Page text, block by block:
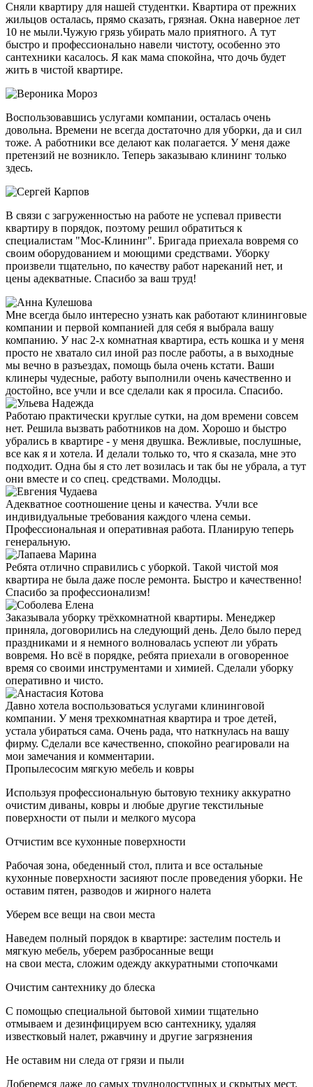
Сняли квартиру для нашей студентки. Квартира от прежних
жильцов осталась, прямо сказать, грязная. Окна наверное лет
10 не мыли.Чужую грязь убирать мало приятного. А тут
быстро и профессионально навели чистоту, особенно это
сантехники касалось. Я как мама спокойна, что дочь будет
жить в чистой квартире.
Воспользовавшись услугами компании, осталась очень
довольна. Времени не всегда достаточно для уборки, да и сил
тоже. А работники все делают как полагается. У меня даже
претензий не возникло. Теперь заказываю клининг только
здесь.
В связи с загруженностью на работе не успевал привести
квартиру в порядок, поэтому решил обратиться к
специалистам "Мос-Клининг". Бригада приехала вовремя со
своим оборудованием и моющими средствами. Уборку
произвели тщательно, по качеству работ нареканий нет, и
цены адекватные. Спасибо за ваш труд!
Мне всегда было интересно узнать как работают клининговые
компании и первой компанией для себя я выбрала вашу
компанию. У нас 2-х комнатная квартира, есть кошка и у меня
просто не хватало сил иной раз после работы, а в выходные
мы вечно в разъездах, помощь была очень кстати. Ваши
клинеры чудесные, работу выполнили очень качественно и
достойно, все учли и все сделали как я просила. Спасибо.
Работаю практически круглые сутки, на дом времени совсем
нет. Решила вызвать работников на дом. Хорошо и быстро
убрались в квартире - у меня двушка. Вежливые, послушные,
все как я и хотела. И делали только то, что я сказала, мне это
подходит. Одна бы я сто лет возилась и так бы не убрала, а тут
они вместе и со спец. средствами. Молодцы.
Адекватное соотношение цены и качества. Учли все
индивидуальные требования каждого члена семьи.
Профессиональная и оперативная работа. Планирую теперь
генеральную.
Ребята отлично справились с уборкой. Такой чистой моя
квартира не была даже после ремонта. Быстро и качественно!
Спасибо за профессионализм!
Заказывала уборку трёхкомнатной квартиры. Менеджер
приняла, договорились на следующий день. Дело было перед
праздниками и я немного волновалась успеют ли убрать
вовремя. Но всё в порядке, ребята приехали в оговоренное
время со своими инструментами и химией. Сделали уборку
оперативно и чисто.
Давно хотела воспользоваться услугами клининговой
компании. У меня трехкомнатная квартира и трое детей,
устала убираться сама. Очень рада, что наткнулась на вашу
фирму. Сделали все качественно, спокойно реагировали на
мои замечания и комментарии.
Пропылесосим мягкую мебель и ковры
Используя профессиональную бытовую технику аккуратно
очистим диваны, ковры и любые другие текстильные
поверхности от пыли и мелкого мусора
Отчистим все кухонные поверхности
Рабочая зона, обеденный стол, плита и все остальные
кухонные поверхности засияют после проведения уборки. Не
оставим пятен, разводов и жирного налета
Уберем все вещи на свои места
Наведем полный порядок в квартире: застелим постель и
мягкую мебель, уберем разбросанные вещи
на свои места, сложим одежду аккуратными стопочками
Очистим сантехнику до блеска
С помощью специальной бытовой химии тщательно
отмываем и дезинфицируем всю сантехнику, удаляя
известковый налет, ржавчину и другие загрязнения
Не оставим ни следа от грязи и пыли
Доберемся даже до самых труднодоступных и скрытых мест,